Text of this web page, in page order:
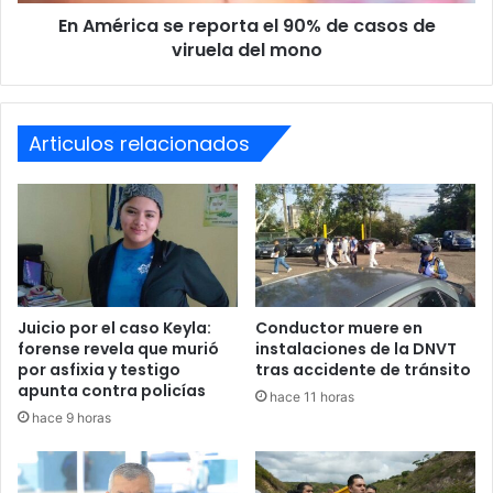
Por otro lado, aseveró que Bomberos voluntarios
, realiza monitoreos en las zonas fronterizas
ríoJupilingo, por lo que también representa una amenaza
para ellos.
Copán Ruinas derrumbes Lluvias
viruelaEn América se reporta el 90% de casos de
viruela del mono
Articulos relacionados
Juicio por el caso Keyla:
forense revela que murió
por asfixia y testigo
apunta contra policías
hace 9 horas
Conductor muere en
instalaciones de la DNVT
tras accidente de tránsito
hace 11 horas